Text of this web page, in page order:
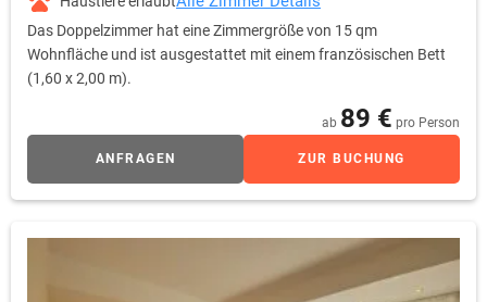
Das Doppelzimmer hat eine Zimmergröße von 15 qm
Wohnfläche und ist ausgestattet mit einem französischen Bett
(1,60 x 2,00 m).
ab 89 € pro Person
ANFRAGEN ZUR BUCHUNG